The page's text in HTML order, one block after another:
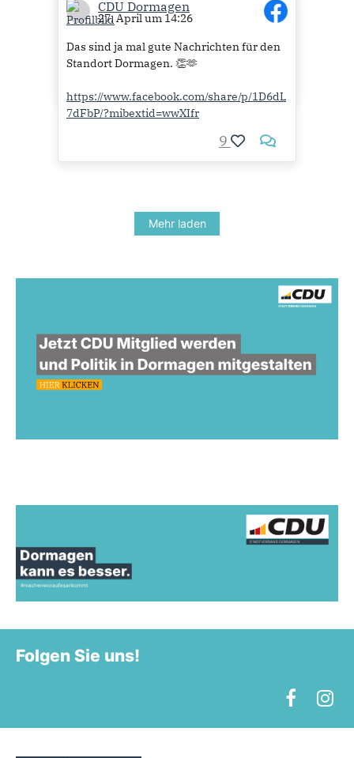
AHieb/?mibextid=wwXIfr
CDU Dormagen
27. April um 14:26
Das sind ja mal gute Nachrichten für den
Standort Dormagen. 👏🫶
https://www.facebook.com/share/p/1D6dL
7dFbP/?mibextid=wwXIfr
9
Mehr laden
Folgen Sie uns!